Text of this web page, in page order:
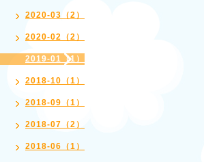
2020-03（2）
2020-02（2）
2019-01（1）
2018-10（1）
2018-09（1）
2018-07（2）
2018-06（1）